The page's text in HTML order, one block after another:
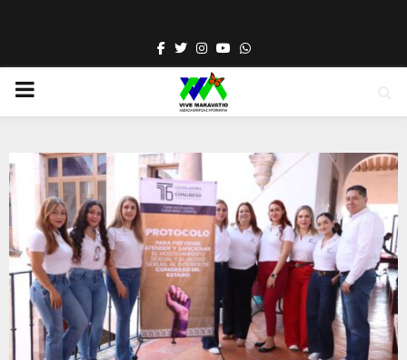
Facebook
TwitterInstagram
YoutubeWhatsapp
PRIMARY